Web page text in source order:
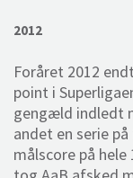
2012
Foråret 2012
point i
gengæld indledt
andet en serie
målscore på